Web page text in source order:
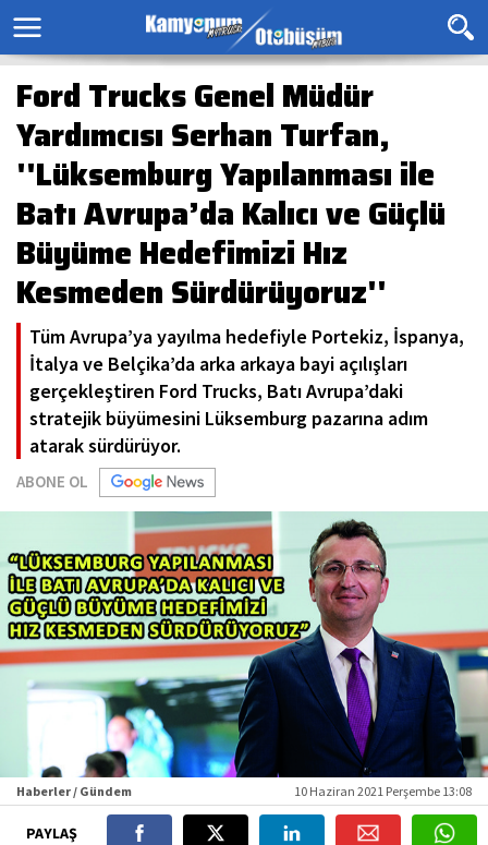
Ford Trucks Genel Müdür
Yardımcısı Serhan Turfan,
''Lüksemburg Yapılanması ile
Batı Avrupa’da Kalıcı ve Güçlü
Büyüme Hedefimizi Hız
Kesmeden Sürdürüyoruz''
Tüm Avrupa’ya yayılma hedefiyle Portekiz, İspanya,
İtalya ve Belçika’da arka arkaya bayi açılışları
gerçekleştiren Ford Trucks, Batı Avrupa’daki
stratejik büyümesini Lüksemburg pazarına adım
atarak sürdürüyor.
ABONE OL
Haberler / Gündem 10 Haziran 2021 Perşembe 13:08
PAYLAŞ